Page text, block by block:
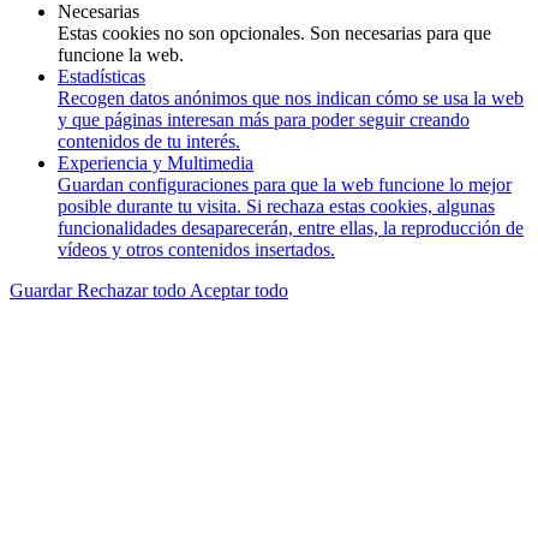
Necesarias
Estas cookies no son opcionales. Son necesarias para que
funcione la web.
Estadísticas
Recogen datos anónimos que nos indican cómo se usa la web
y que páginas interesan más para poder seguir creando
contenidos de tu interés.
Experiencia y Multimedia
Guardan configuraciones para que la web funcione lo mejor
posible durante tu visita. Si rechaza estas cookies, algunas
funcionalidades desaparecerán, entre ellas, la reproducción de
vídeos y otros contenidos insertados.
GuardarRechazar todo Aceptar todo